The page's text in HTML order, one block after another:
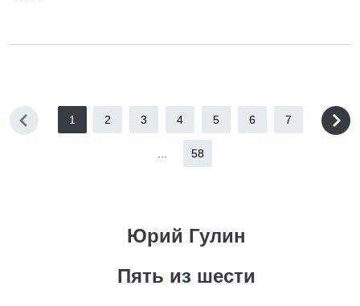
1 2 3 4 5 6 7
58
Юрий Гулин
Пять из шести